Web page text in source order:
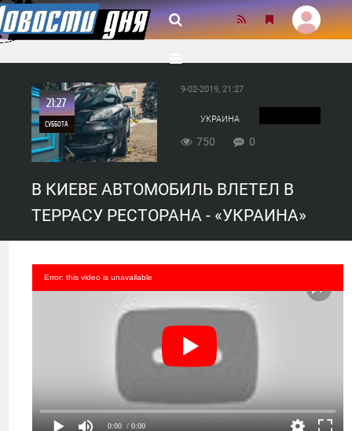
21:27
СУББОТА
0
750
9-02-2019, 21:27
УКРАИНА
750 0
В КИЕВЕ АВТОМОБИЛЬ ВЛЕТЕЛ В
ТЕРРАСУ РЕСТОРАНА - «УКРАИНА»
0:00 / 0:00
Error: this video is unavailable